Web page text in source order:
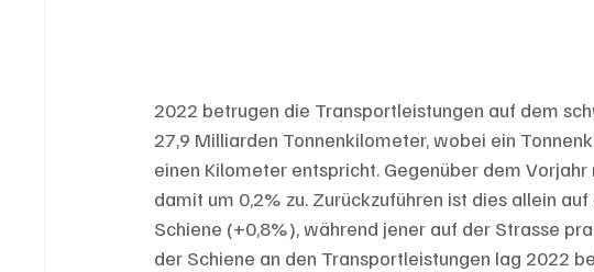
2022 betrugen die Transportleistungen auf dem
27,9 Milliarden Tonnenkilometer, wobei ein
einen Kilometer entspricht. Gegenüber dem
damit um 0,2% zu. Zurückzuführen ist dies allein
Schiene (+0,8%), während jener auf der Strasse
der Schiene an den Transportleistungen lag 2022